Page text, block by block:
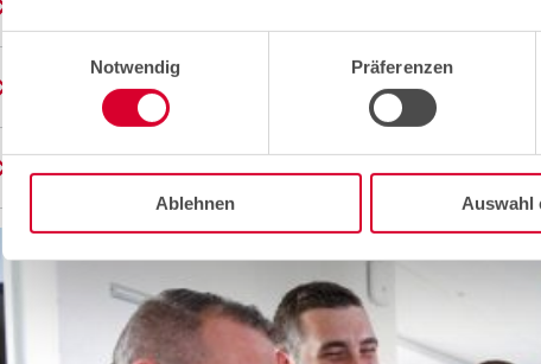
Einwilligungsauswahl
Notwendig
Präferenzen
Ablehnen Auswahl
Interventions et sauvetage sur les poteaux: réseau – cours de
Travaux et sauvetages sur poteaux bois (ligne aérienne) –